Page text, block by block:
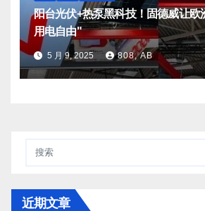
阳台光伏+热泵黑科技！固德威让欧
用电自由"
5 月 9, 2025 808, AB
近期文章